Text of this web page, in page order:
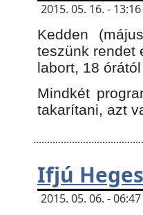
2015. 05. 16. -
Kedden
teszünk rendet
labort, 18
Mindkét
takarítani, azt
Ifjú
2015. 05. 06. -